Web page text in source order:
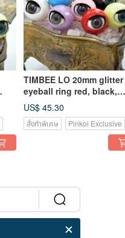
TIMBEE LO 20mm glitter
eyeball ring red, black,
white, pink, mint, purple,
blue and lemon yellow 8
colors
US$ 45.30
สั่งทำพิเศษ Pinkoi Exclusive